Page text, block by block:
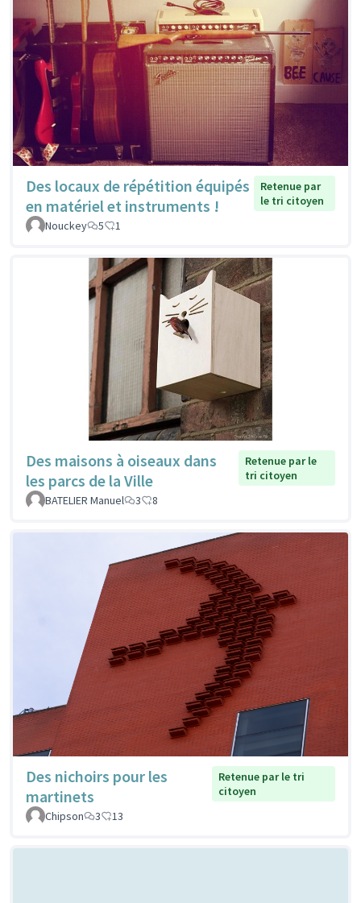
Des locaux de répétition équipés
en matériel et instruments !
Retenue par
le tri citoyen
Nouckey
5 1
Des maisons à oiseaux dans
les parcs de la Ville
Retenue par le
tri citoyen
BATELIER Manuel
3 8
Des nichoirs pour les
martinets
Retenue par le tri
citoyen
Chipson
3 13